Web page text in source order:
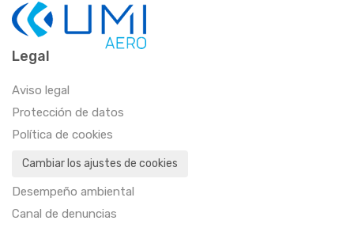
Legal
Aviso legal
Protección de datos
Política de cookies
Cambiar los ajustes de cookies
Desempeño ambiental
Canal de denuncias